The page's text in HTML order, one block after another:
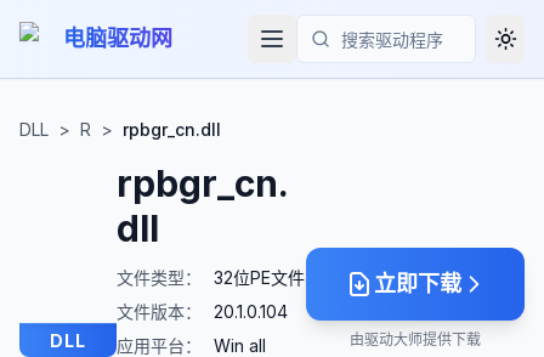
电脑驱动网
搜索
DLL > R > rpbgr_cn.dll
DLL
rpbgr_cn.
dll
文件类型：
32位PE文件
文件版本：
20.1.0.104
应用平台：
Win all
立即下载
由驱动大师提供下载